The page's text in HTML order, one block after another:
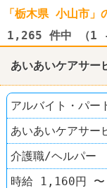
「栃木県 小山市」
1,265 件中 （1
あいあいケアサー
アルバイト・パー
あいあいケアサー
介護職/ヘルパー
時給 1,160円